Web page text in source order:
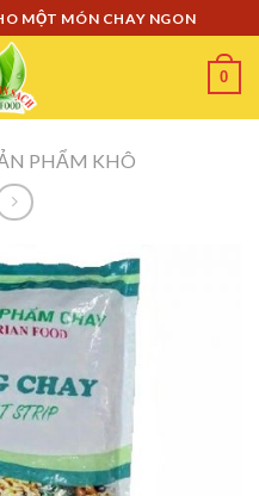
MỘT MÓN CHAY NGON
0
PHẨM KHÔ